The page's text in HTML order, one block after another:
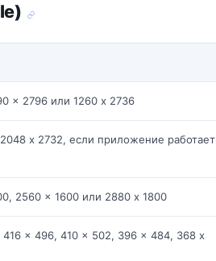
x 2796 или 1260 x 2736
x 2732, если приложение работает
2560 x 1600 или 2880 x 1800
x 496, 410 x 502, 396 x 484, 368 x